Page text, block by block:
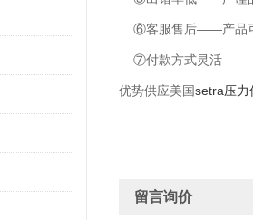
⑥客服售后——产品可
⑦付款方式灵活
优势供应美国setra压力
留言询价